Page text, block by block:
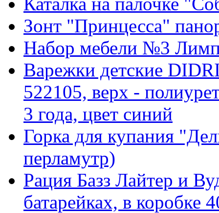
Зонт "Принцесса"
Набор мебели №3
Варежки детские
522105, верх -
3 года, цвет синий
Горка для купания
перламутр)
Рация Базз Лайтер и
батарейках, в коробке